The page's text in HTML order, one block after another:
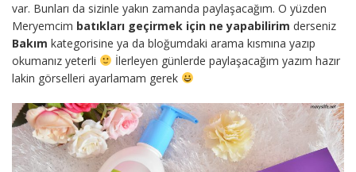
var. Bunları da sizinle yakın zamanda paylaşacağım. O yüzden
Meryemcim batıkları geçirmek için ne yapabilirim derseniz
Bakım kategorisine ya da bloğumdaki arama kısmına yazıp
okumanız yeterli
İlerleyen günlerde paylaşacağım yazım hazır
lakin görselleri ayarlamam gerek